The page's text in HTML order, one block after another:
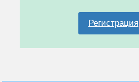
Регистрация